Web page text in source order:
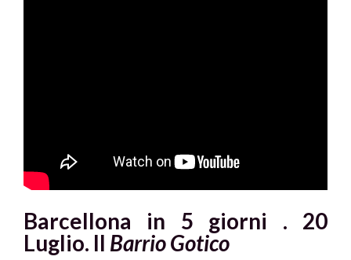
Barcellona in 5 giorni . 20
Luglio. Il Barrio Gotico